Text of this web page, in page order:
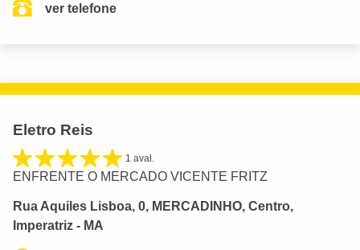
ver telefone
Eletro Reis
1 aval.
ENFRENTE O MERCADO VICENTE FRITZ
Rua Aquiles Lisboa, 0, MERCADINHO, Centro,
Imperatriz - MA